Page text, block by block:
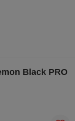
Black PRO